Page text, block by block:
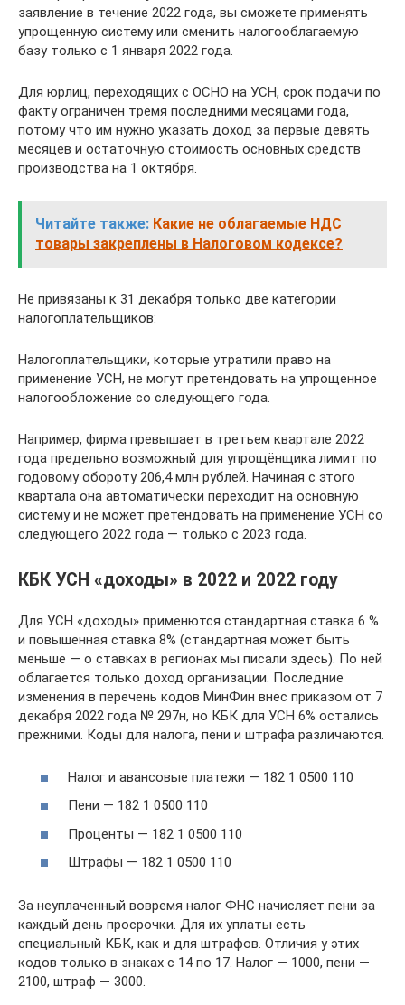
заявление в течение 2022 года, вы сможете применять
упрощенную систему или сменить налогооблагаемую
базу только с 1 января 2022 года.
Для юрлиц, переходящих с ОСНО на УСН, срок подачи по
факту ограничен тремя последними месяцами года,
потому что им нужно указать доход за первые девять
месяцев и остаточную стоимость основных средств
производства на 1 октября.
Читайте также: Какие не облагаемые НДС
товары закреплены в Налоговом кодексе?
Не привязаны к 31 декабря только две категории
налогоплательщиков:
Налогоплательщики, которые утратили право на
применение УСН, не могут претендовать на упрощенное
налогообложение со следующего года.
Например, фирма превышает в третьем квартале 2022
года предельно возможный для упрощёнщика лимит по
годовому обороту 206,4 млн рублей. Начиная с этого
квартала она автоматически переходит на основную
систему и не может претендовать на применение УСН со
следующего 2022 года — только с 2023 года.
КБК УСН «доходы» в 2022 и 2022 году
Для УСН «доходы» применются стандартная ставка 6 %
и повышенная ставка 8% (стандартная может быть
меньше — о ставках в регионах мы писали здесь). По ней
облагается только доход организации. Последние
изменения в перечень кодов МинФин внес приказом от 7
декабря 2022 года № 297н, но КБК для УСН 6% остались
прежними. Коды для налога, пени и штрафа различаются.
Налог и авансовые платежи — 182 1 0500 110
Пени — 182 1 0500 110
Проценты — 182 1 0500 110
Штрафы — 182 1 0500 110
За неуплаченный вовремя налог ФНС начисляет пени за
каждый день просрочки. Для их уплаты есть
специальный КБК, как и для штрафов. Отличия у этих
кодов только в знаках с 14 по 17. Налог — 1000, пени —
2100, штраф — 3000.